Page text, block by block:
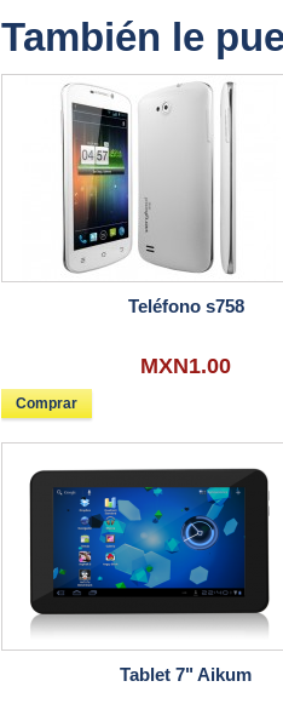
También le
Teléfono s758
MXN1.00
Comprar
Tablet 7" Aikum